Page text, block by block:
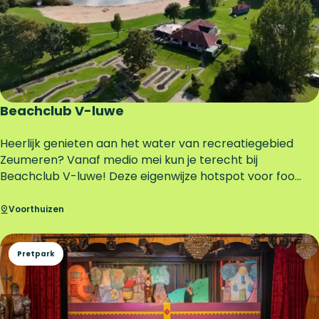
c
h
t
h
a
v
e
D
e
M
r
Beachclub V-luwe
B
e
a
h
l
u
b
V
-
Heerlijk genieten aan het water van recreatiegebied
Zeumeren? Vanaf medio mei kun je terecht bij
Beachclub V-luwe! Deze eigenwijze hotspot voor foo...
Voorthuizen
Pretpark